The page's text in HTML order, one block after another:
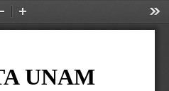
Zoom
Out
In
UNAM